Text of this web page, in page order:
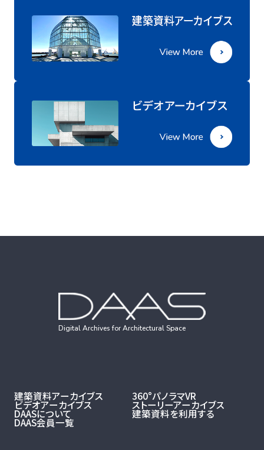
Digital Archives for Architectural Space
建築資料アーカイブス 360°パノラマVR
ビデオアーカイブス ストーリーアーカイブス
DAASについて 建築資料を利用する
DAAS会員一覧